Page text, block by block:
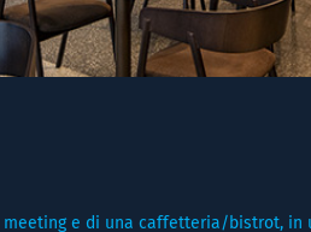
e di una caffetteria/bistrot,